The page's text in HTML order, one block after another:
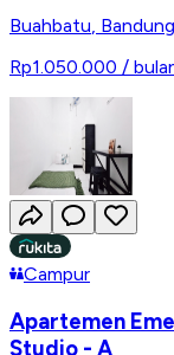
Buahbatu, Bandung
Rp1.050.000 /
Campur
Apartemen
Studio - A